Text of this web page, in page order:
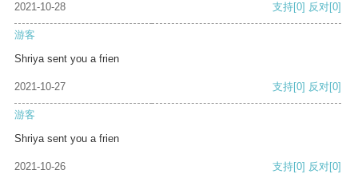
2021-10-28 支持[0] 反对[0]
游客
Shriya sent you a frien
2021-10-27 支持[0] 反对[0]
游客
Shriya sent you a frien
2021-10-26 支持[0] 反对[0]